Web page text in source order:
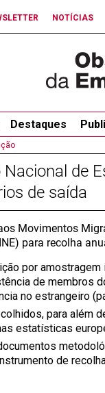
NOTÍCIAS
Destaques
de
de saída
Movimentos
para recolha
por
de membros
no estrangeiro
para além
estatísticas
de